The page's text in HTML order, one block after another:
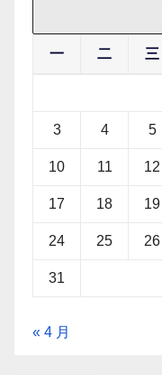
一 二 三
3 4 5
10 11 12
17 18 19
24 25 26
31
« 4 月